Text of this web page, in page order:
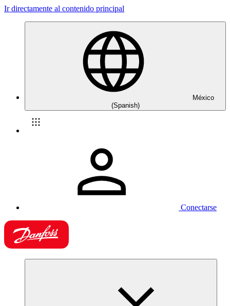
Ir directamente al contenido principal
México
(Spanish)
Conectarse